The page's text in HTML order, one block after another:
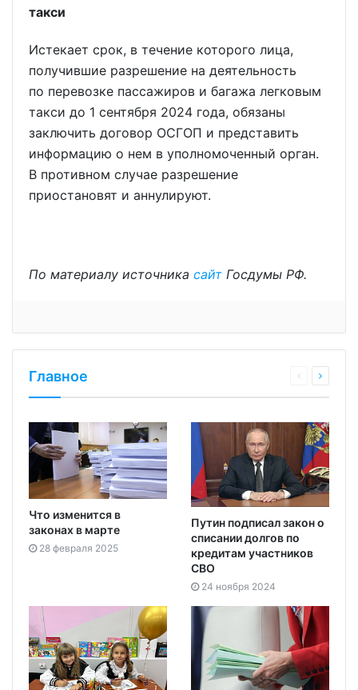
такси
Истекает срок, в течение которого лица,
получившие разрешение на деятельность
по перевозке пассажиров и багажа легковым
такси до 1 сентября 2024 года, обязаны
заключить договор ОСГОП и представить
информацию о нем в уполномоченный орган.
В противном случае разрешение
приостановят и аннулируют.
По материалу источника сайт Госдумы РФ.
Главное
Что изменится в
законах в марте
28 февраля 2025
Путин подписал закон о
списании долгов по
кредитам участников
СВО
24 ноября 2024